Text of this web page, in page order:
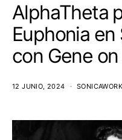
AlphaTheta
Euphonia
con Gene
12 JUNIO, 2024